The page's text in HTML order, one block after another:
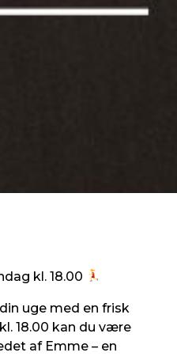
kl. 18.00
uge med en frisk
18.00 kan du være
af Emme – en